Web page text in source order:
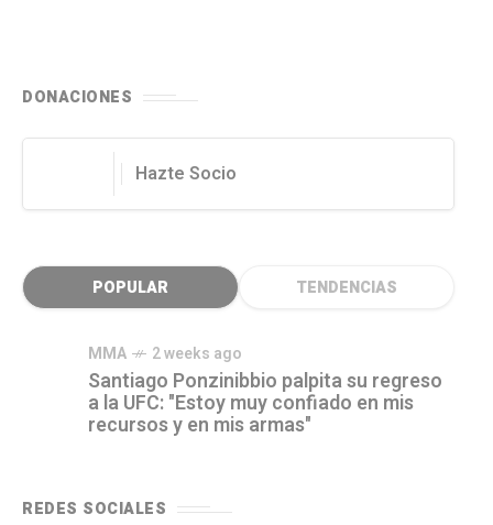
DONACIONES
Hazte Socio
POPULAR TENDENCIAS
MMA 2 weeks ago
Santiago Ponzinibbio palpita su regreso
a la UFC: "Estoy muy confiado en mis
recursos y en mis armas"
REDES SOCIALES